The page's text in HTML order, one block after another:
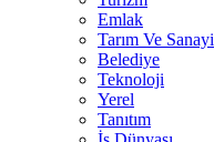
Emlak
Tarım Ve Sanayi
Belediye
Teknoloji
Yerel
Tanıtım